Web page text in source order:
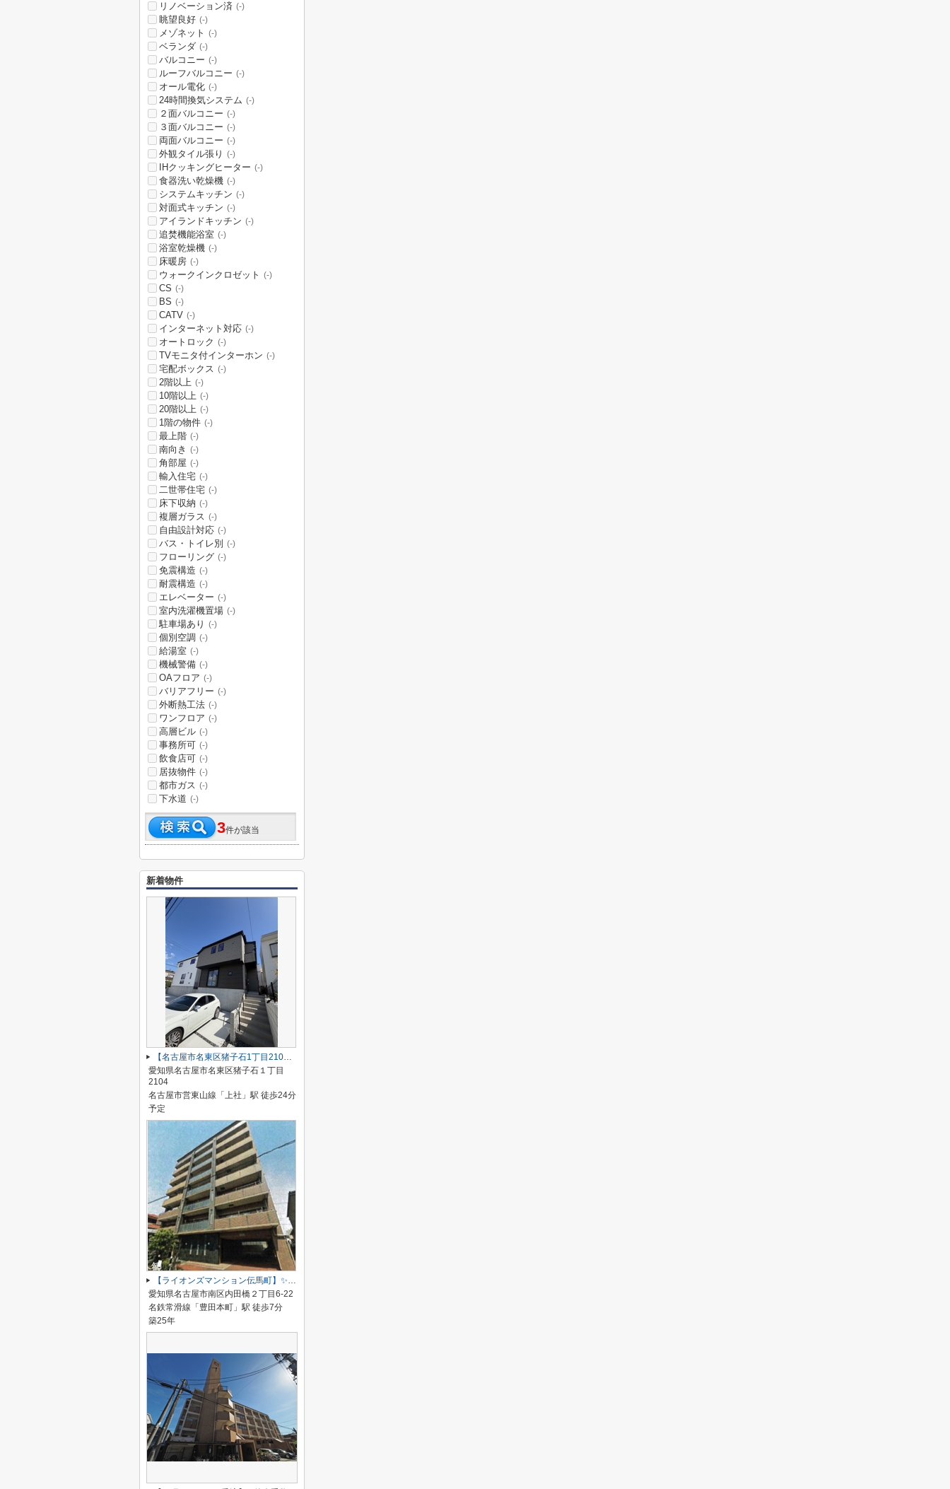
リノベーション済 (-)
眺望良好 (-)
メゾネット (-)
ベランダ (-)
バルコニー (-)
ルーフバルコニー (-)
オール電化 (-)
24時間換気システム (-)
２面バルコニー (-)
３面バルコニー (-)
両面バルコニー (-)
外観タイル張り (-)
IHクッキングヒーター (-)
食器洗い乾燥機 (-)
システムキッチン (-)
対面式キッチン (-)
アイランドキッチン (-)
追焚機能浴室 (-)
浴室乾燥機 (-)
床暖房 (-)
ウォークインクロゼット (-)
CS (-)
BS (-)
CATV (-)
インターネット対応 (-)
オートロック (-)
TVモニタ付インターホン (-)
宅配ボックス (-)
2階以上 (-)
10階以上 (-)
20階以上 (-)
1階の物件 (-)
最上階 (-)
南向き (-)
角部屋 (-)
輸入住宅 (-)
二世帯住宅 (-)
床下収納 (-)
複層ガラス (-)
自由設計対応 (-)
バス・トイレ別 (-)
フローリング (-)
免震構造 (-)
耐震構造 (-)
エレベーター (-)
室内洗濯機置場 (-)
駐車場あり (-)
個別空調 (-)
給湯室 (-)
機械警備 (-)
OAフロア (-)
バリアフリー (-)
外断熱工法 (-)
ワンフロア (-)
高層ビル (-)
事務所可 (-)
飲食店可 (-)
居抜物件 (-)
都市ガス (-)
下水道 (-)
3件が該当
新着物件
【名古屋市名東区猪子石1丁目2104新築戸建2号棟】✨️仲介手数料無料✨️猪子石小学校・猪高中学校
愛知県名古屋市名東区猪子石１丁目
2104
名古屋市営東山線「上社」駅 徒歩24分
予定
【ライオンズマンション伝馬町】✨️仲介手数料無料✨️明治小学校・明豊中学校
愛知県名古屋市南区内田橋２丁目6-22
名鉄常滑線「豊田本町」駅 徒歩7分
築25年